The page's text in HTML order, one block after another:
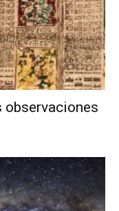
observaciones